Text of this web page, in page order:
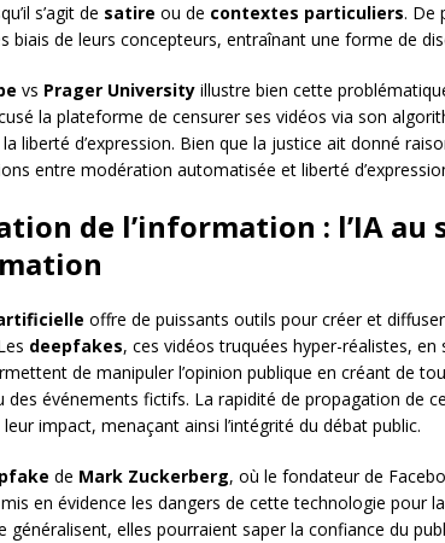
s’agit de satire ou de contextes particuliers. De
biais de leurs concepteurs, entraînant une forme de
vs Prager University illustre bien cette
la plateforme de censurer ses vidéos via son
liberté d’expression. Bien que la justice ait donné
entre modération automatisée et liberté
de l’information : l’IA au
offre de puissants outils pour créer et
deepfakes, ces vidéos truquées hyper-réalistes,
de manipuler l’opinion publique en créant de
des événements fictifs. La rapidité de propagation de
impact, menaçant ainsi l’intégrité du débat public.
de Mark Zuckerberg, où le fondateur de
en évidence les dangers de cette technologie pour
généralisent, elles pourraient saper la confiance du